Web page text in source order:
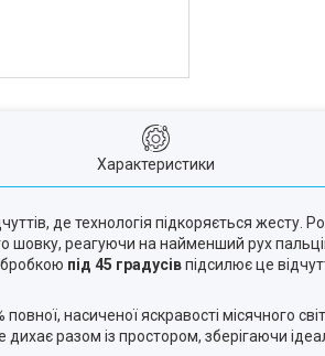
Характеристики
де технологія підкоряється
шовку, реагуючи на найменший рух
під 45 градусівпідсилює це
насиченої яскравості місячного
разом із простором, зберігаючи